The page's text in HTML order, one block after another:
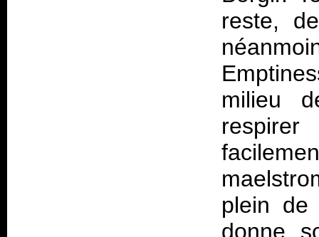
reste,
milieu
plein de
donne